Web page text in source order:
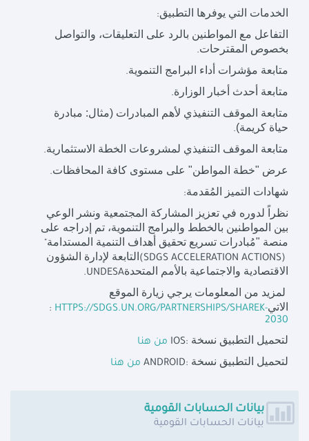
الخدمات التي يوفرها التطبيق:
التفاعل مع المواطنين بالرد على التعليقات، والتواصل
بخصوص المقترحات.
متابعة مؤشرات أداء البرامج التنموية.
متابعة أحدث أخبار الوزارة.
متابعة الموقف التنفيذي لأهم المبادرات (مثال: مبادرة
حياة كريمة).
متابعة الموقف التنفيذي لمشروعات الخطة الاستثمارية.
عرض "خطة المواطن" على مستوى كافة المحافظات.
شهادات التميز المُقدمة:
نظراً لدوره في تعزيز المشاركة المجتمعية ونشر الوعي
بين المواطنين بالخطط والبرامج التنموية، تم إدراجه على
منصة "مُبادرات تسريع تحقيق أهداف التنمية المستدامة
(SDGS ACCELERATION ACTIONS) التابعة لإدارة الشؤون
الاقتصادية والاجتماعية بالأمم المتحدة.UNDESA
لمزيد من المعلومات يرجي زيارة الموقع
الاتي
: HTTPS://SDGS.UN.ORG/PARTNERSHIPS/SHAREK-
2030
لتحميل التطبيق نسخة IOS: من هنا
لتحميل التطبيق نسخة ANDROID: من هنا
بيانات الحسابات القومية
بيانات الحسابات القومية